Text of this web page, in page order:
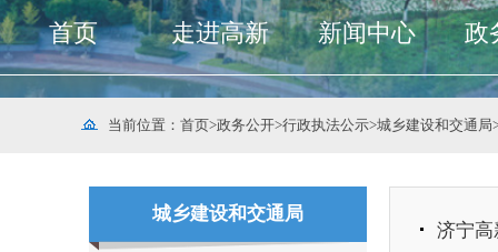
首页 走进高新 新闻中心 政
当前位置： 首页>政务公开>行政执法公示>城乡建设和交通局
城乡建设和交通局
济宁高